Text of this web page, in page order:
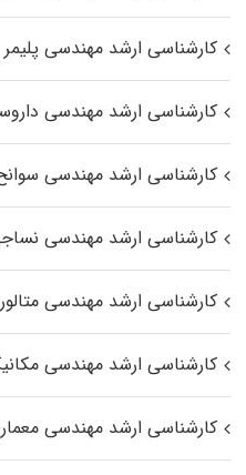
کارشناسی ارشد مهندسی
کارشناسی ارشد مهندسی
کارشناسی ارشد مهندسی
کارشناسی ارشد مهندسی
کارشناسی ارشد مهندسی
کارشناسی ارشد مهندسی
کارشناسی ارشد مهندسی